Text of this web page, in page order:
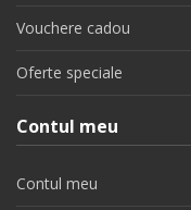
Vouchere cadou
Oferte speciale
Contul meu
Contul meu